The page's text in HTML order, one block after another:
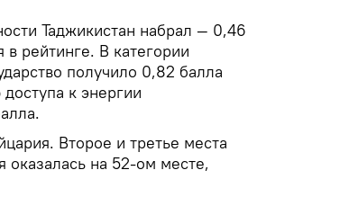
Таджикистан набрал — 0,46
в рейтинге. В категории
получило 0,82 балла
к энергии
Второе и третье места
на 52-ом месте,